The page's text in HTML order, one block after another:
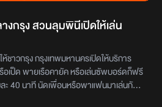
งกรุง สวนลุมพินีเปิดให้เล่น
าวกรุง กรุงเทพมหานครเปิดให้บริการ
อเป็ด พายเรือคายัค หรือเล่นซัพบอร์ดก็ฟรี
ละ 40 นาที นัดเพื่อนหรือพาแฟนมาเล่นกัน